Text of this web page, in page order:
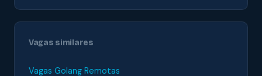
Vagas similares
Vagas Golang Remotas